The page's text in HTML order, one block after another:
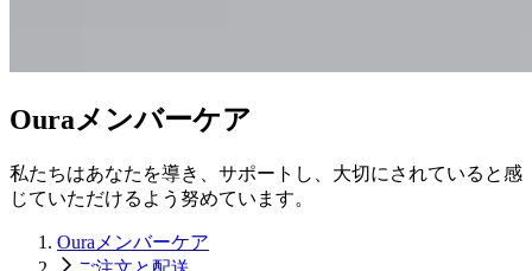
Ouraメンバーケア
私たちはあなたを導き、サポートし、大切にされていると感
じていただけるよう努めています。
Ouraメンバーケア